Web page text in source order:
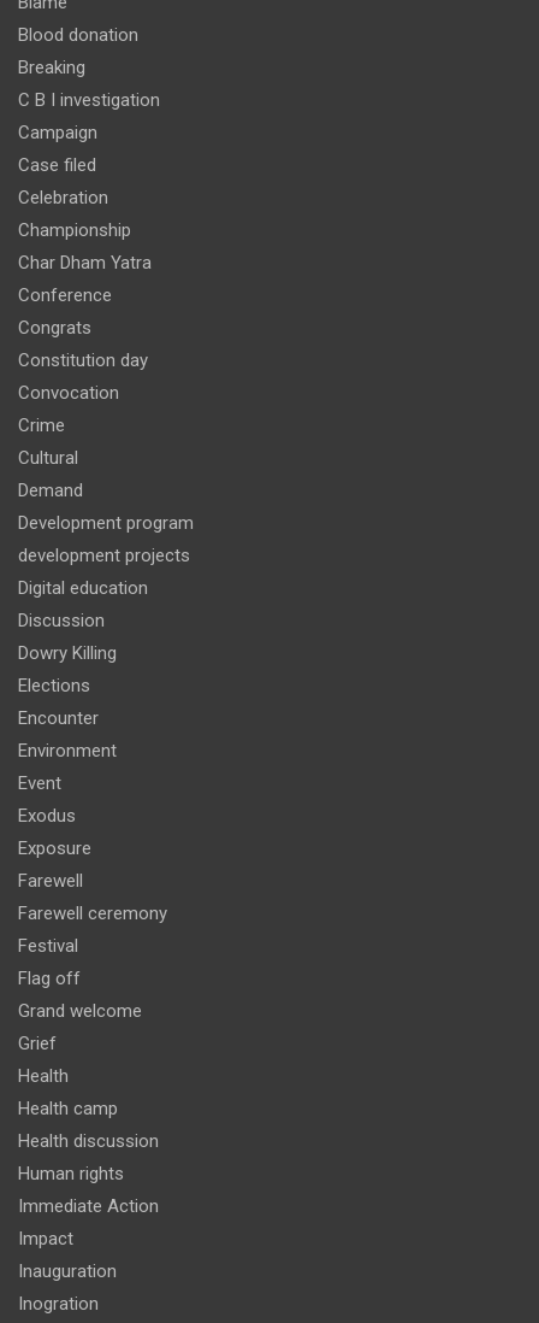
Blood donation
Breaking
C B I investigation
Campaign
Case filed
Celebration
Championship
Char Dham Yatra
Conference
Congrats
Constitution day
Convocation
Crime
Cultural
Demand
Development program
development projects
Digital education
Discussion
Dowry Killing
Elections
Encounter
Environment
Event
Exodus
Exposure
Farewell
Farewell ceremony
Festival
Flag off
Grand welcome
Grief
Health
Health camp
Health discussion
Human rights
Immediate Action
Impact
Inauguration
Inogration